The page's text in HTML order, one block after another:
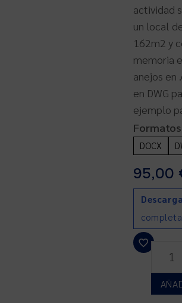
actividad
un local
162m2 y
memoria
anejos en
en DWG
ejemplo
Formatos
DOCX
95,00